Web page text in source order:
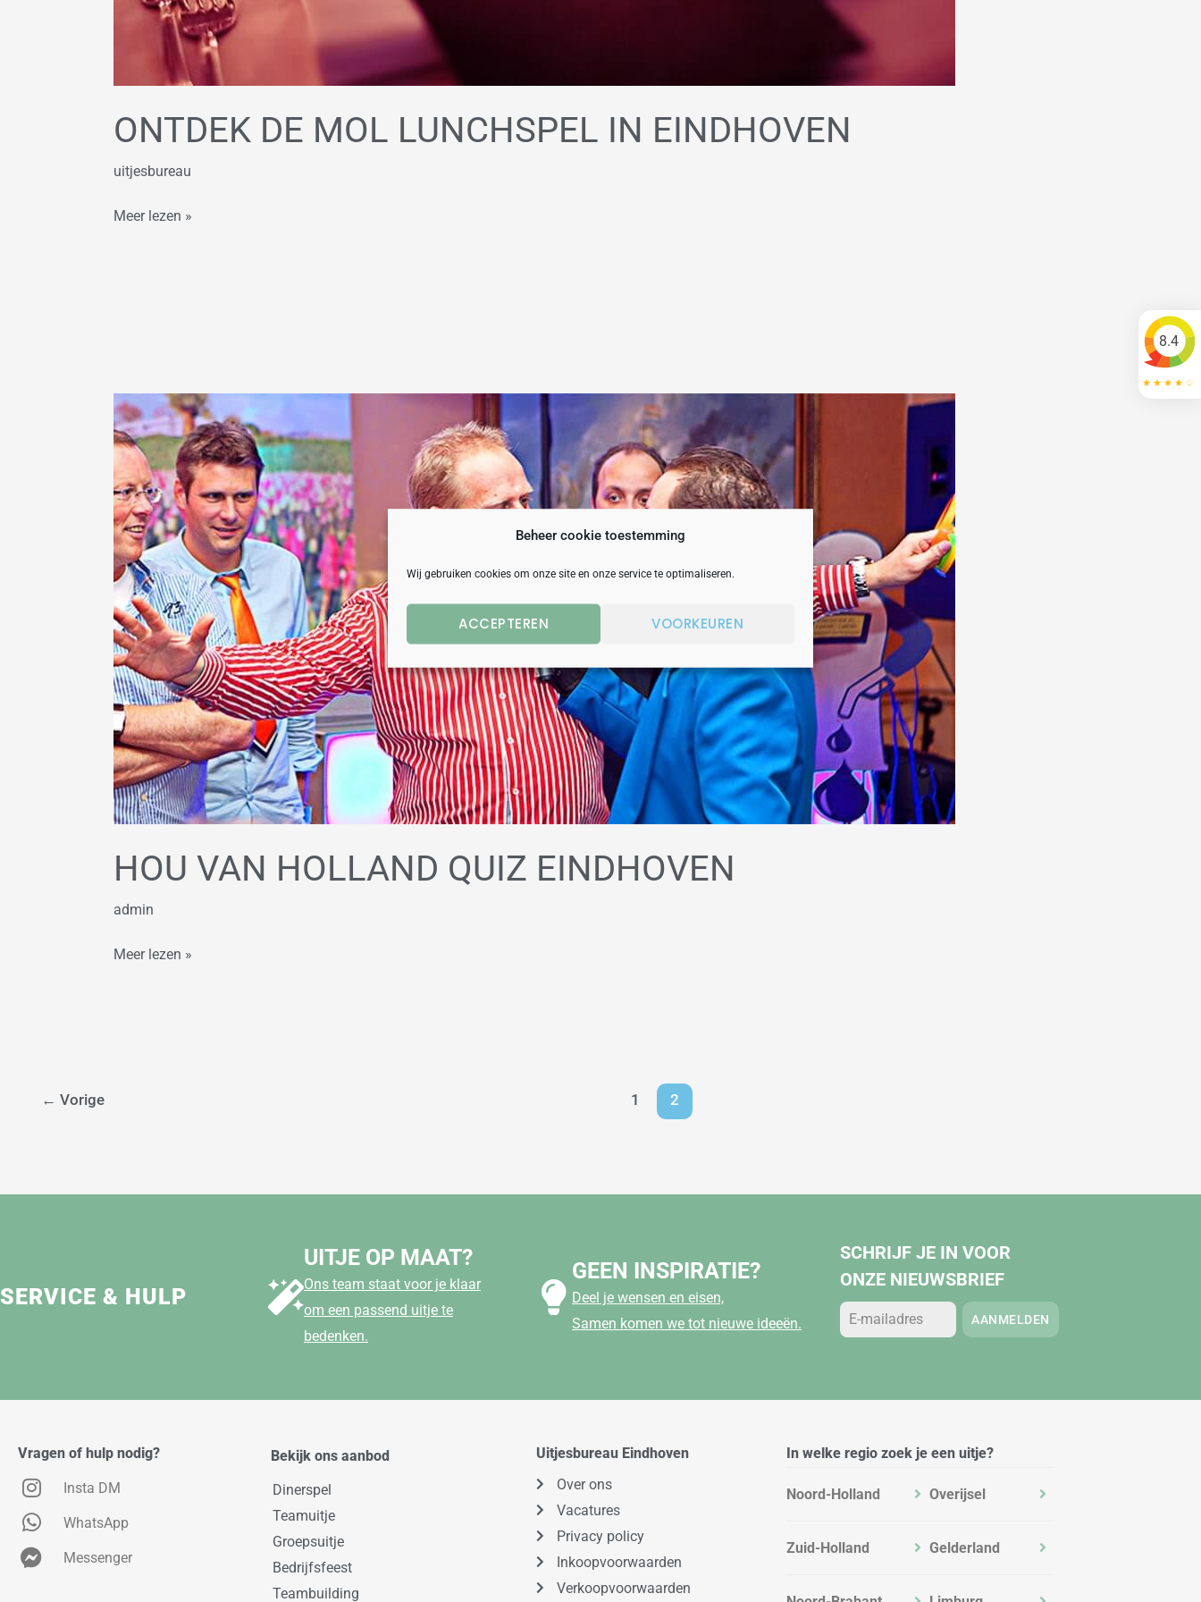
Beheer cookie toestemming
Wij gebruiken cookies om onze site en onze service te optimaliseren.
ACCEPTEREN VOORKEUREN
ONTDEK DE MOL LUNCHSPEL IN EINDHOVEN
uitjesbureau
Meer lezen »
HOU VAN HOLLAND QUIZ EINDHOVEN
admin
Hou
van
Holland
Quiz
Eindhoven
Meer lezen »
← Vorige 1 2
SERVICE & HULP
UITJE OP MAAT?
Ons team staat voor je klaar
om een passend uitje te
bedenken.
GEEN INSPIRATIE?
Deel je wensen en eisen,
Samen komen we tot nieuwe ideeën.
SCHRIJF JE IN VOOR
ONZE NIEUWSBRIEF
AANMELDEN
Vragen of hulp nodig?
Insta DM
WhatsApp
Messenger
Bekijk ons aanbod
Dinerspel
Teamuitje
Groepsuitje
Bedrijfsfeest
Teambuilding
Uitjesbureau Eindhoven
Over ons
Vacatures
Privacy policy
Inkoopvoorwaarden
Verkoopvoorwaarden
In welke regio zoek je een uitje?
Noord-Holland
Zuid-Holland
Overijsel
Gelderland
8.4